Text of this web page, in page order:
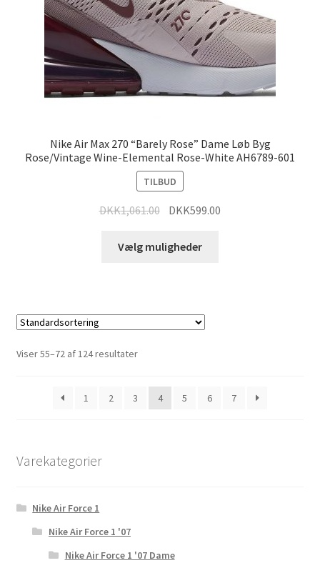
Nike Air Max 270 “Barely Rose” Dame Løb Byg
Rose/Vintage Wine-Elemental Rose-White AH6789-601
TILBUD
DKK1,061.00 DKK599.00
Vælg muligheder
Viser 55–72 af 124 resultater
1 2 3 4 5 6 7
Varekategorier
Nike Air Force 1
Nike Air Force 1 '07
Nike Air Force 1 '07 Dame